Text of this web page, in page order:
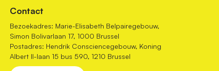
Contact
Bezoekadres: Marie-Elisabeth Belpairegebouw,
Simon Bolivarlaan 17, 1000 Brussel
Postadres: Hendrik Consciencegebouw, Koning
Albert II-laan 15 bus 590, 1210 Brussel